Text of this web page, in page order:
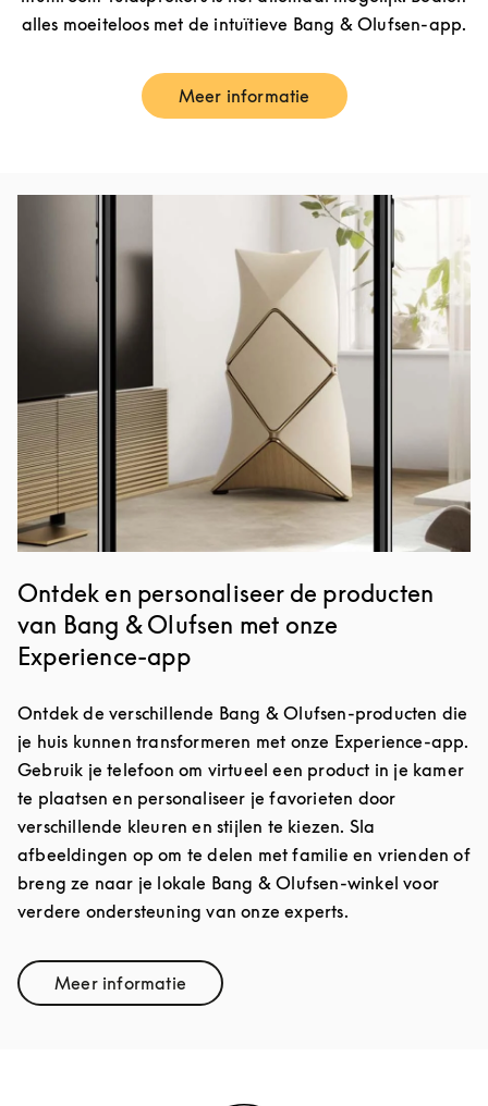
alles moeiteloos met de intuïtieve Bang & Olufsen-app.
Meer informatieLink Opens in New Tab
Ontdek en personaliseer de producten
van Bang & Olufsen met onze
Experience-app
Ontdek de verschillende Bang & Olufsen-producten die
je huis kunnen transformeren met onze Experience-app.
Gebruik je telefoon om virtueel een product in je kamer
te plaatsen en personaliseer je favorieten door
verschillende kleuren en stijlen te kiezen. Sla
afbeeldingen op om te delen met familie en vrienden of
breng ze naar je lokale Bang & Olufsen-winkel voor
verdere ondersteuning van onze experts.
Meer informatieLink Opens in New Tab